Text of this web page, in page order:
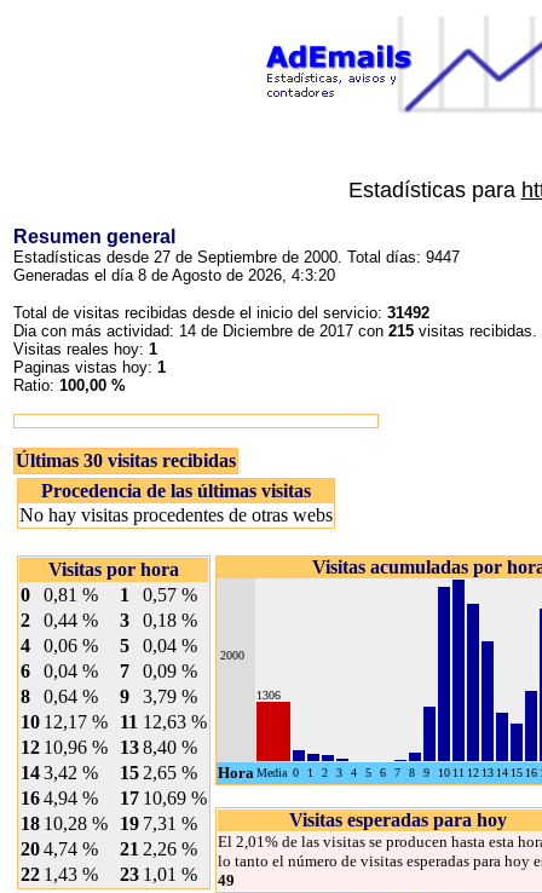
Estadísticas para
Resumen general
Estadísticas desde 27 de Septiembre de 2000. Total días: 9447
Generadas el día 8 de Agosto de 2026, 4:3:20
Total de visitas recibidas desde el inicio del servicio: 31492
Dia con más actividad: 14 de Diciembre de 2017 con 215 visitas recibidas.
Visitas reales hoy: 1
Paginas vistas hoy: 1
Ratio: 100,00 %
Últimas 30 visitas recibidas
Procedencia de las últimas visitas
No hay visitas procedentes de otras webs
Visitas por hora
0
0,81 % 1
0,57 %
2
0,44 % 3
0,18 %
4
0,06 % 5
0,04 %
6
0,04 % 7
0,09 %
8
0,64 % 9
3,79 %
10 12,17 % 11 12,63 %
12 10,96 % 138,40 %
143,42 % 15 2,65 %
164,94 % 17 10,69 %
18 10,28 % 19 7,31 %
204,74 % 21 2,26 %
22 1,43 % 23 1,01 %
Visitas acumuladas por
2000
1306
HoraMedia 0 1 2 3 4 5 6 7 8 9 10 11 12 13 14 15 16
Visitas esperadas para hoy
El 2,01% de las visitas se producen hasta esta
lo tanto el número de visitas esperadas para hoy
49